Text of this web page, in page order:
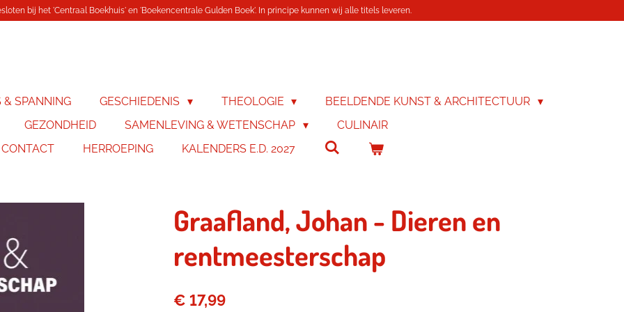
bij het 'Centraal Boekhuis' en 'Boekencentrale Gulden Boek'. In principe kunnen wij alle titels leveren.
& SPANNING GESCHIEDENIS THEOLOGIE
BEELDENDE KUNST & ARCHITECTUUR
GEZONDHEID SAMENLEVING & WETENSCHAP
CULINAIR
HERROEPING KALENDERS E.D. 2027
Graafland, Johan - Dieren en
rentmeesterschap
€ 17,99